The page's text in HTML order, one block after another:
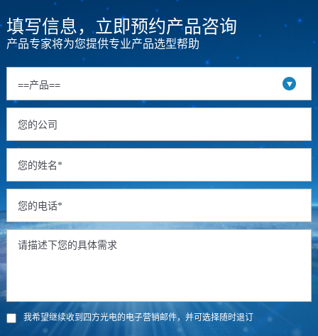
填写信息，立即预约产品咨询
产品专家将为您提供专业产品选型帮助
我希望继续收到四方光电的电子营销邮件，并可选择随时退订